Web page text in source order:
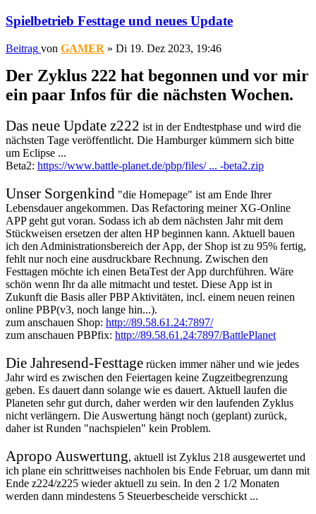
Spielbetrieb Festtage und neues Update
Beitrag von GAMER » Di 19. Dez 2023, 19:46
Der Zyklus 222 hat begonnen und vor mir
ein paar Infos für die nächsten Wochen.
Das neue Update z222 ist in der Endtestphase und wird die
nächsten Tage veröffentlicht. Die Hamburger kümmern sich bitte
um Eclipse ...
Beta2: https://www.battle-planet.de/pbp/files/ ... -beta2.zip
Unser Sorgenkind "die Homepage" ist am Ende Ihrer
Lebensdauer angekommen. Das Refactoring meiner XG-Online
APP geht gut voran. Sodass ich ab dem nächsten Jahr mit dem
Stückweisen ersetzen der alten HP beginnen kann. Aktuell bauen
ich den Administrationsbereich der App, der Shop ist zu 95% fertig,
fehlt nur noch eine ausdruckbare Rechnung. Zwischen den
Festtagen möchte ich einen BetaTest der App durchführen. Wäre
schön wenn Ihr da alle mitmacht und testet. Diese App ist in
Zukunft die Basis aller PBP Aktivitäten, incl. einem neuen reinen
online PBP(v3, noch lange hin...).
zum anschauen Shop: http://89.58.61.24:7897/
zum anschauen PBPfix: http://89.58.61.24:7897/BattlePlanet
Die Jahresend-Festtage rücken immer näher und wie jedes
Jahr wird es zwischen den Feiertagen keine Zugzeitbegrenzung
geben. Es dauert dann solange wie es dauert. Aktuell laufen die
Planeten sehr gut durch, daher werden wir den laufenden Zyklus
nicht verlängern. Die Auswertung hängt noch (geplant) zurück,
daher ist Runden "nachspielen" kein Problem.
Apropo Auswertung, aktuell ist Zyklus 218 ausgewertet und
ich plane ein schrittweises nachholen bis Ende Februar, um dann mit
Ende z224/z225 wieder aktuell zu sein. In den 2 1/2 Monaten
werden dann mindestens 5 Steuerbescheide verschickt ...